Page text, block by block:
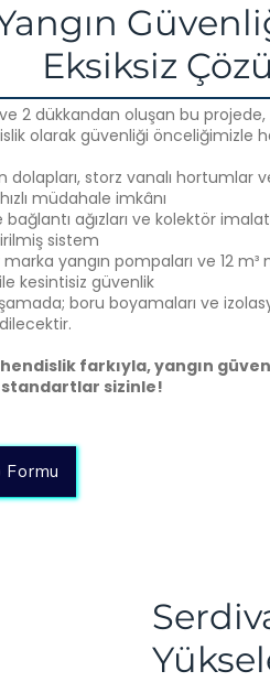
Eksiksiz
2 dükkandan oluşan bu projede,
olarak güvenliği önceliğimizle
dolapları, storz vanalı hortumlar
müdahale imkânı
bağlantı ağızları ve kolektör
sistem
marka yangın pompaları ve 12 m³
kesintisiz güvenlik
boru boyamaları ve
farkıyla, yangın
sizinle!
Formu